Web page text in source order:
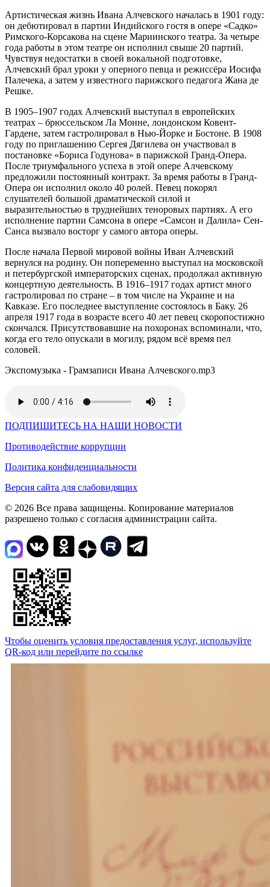
Артистическая жизнь Ивана Алчевского началась в 1901 году:
он дебютировал в партии Индийского гостя в опере «Садко»
Римского-Корсакова на сцене Мариинского театра. За четыре
года работы в этом театре он исполнил свыше 20 партий.
Чувствуя недостатки в своей вокальной подготовке,
Алчевский брал уроки у оперного певца и режиссёра Иосифа
Палечека, а затем у известного парижского педагога Жана де
Решке.
В 1905–1907 годах Алчевский выступал в европейских
театрах – брюссельском Ла Монне, лондонском Ковент-
Гардене, затем гастролировал в Нью-Йорке и Бостоне. В 1908
году по приглашению Сергея Дягилева он участвовал в
постановке «Бориса Годунова» в парижской Гранд-Опера.
После триумфального успеха в этой опере Алчевскому
предложили постоянный контракт. За время работы в Гранд-
Опера он исполнил около 40 ролей. Певец покорял
слушателей большой драматической силой и
выразительностью в труднейших теноровых партиях. А его
исполнение партии Самсона в опере «Самсон и Далила» Сен-
Санса вызвало восторг у самого автора оперы.
После начала Первой мировой войны Иван Алчевский
вернулся на родину. Он попеременно выступал на московской
и петербургской императорских сценах, продолжал активную
концертную деятельность. В 1916–1917 годах артист много
гастролировал по стране – в том числе на Украине и на
Кавказе. Его последнее выступление состоялось в Баку. 26
апреля 1917 года в возрасте всего 40 лет певец скоропостижно
скончался. Присутствовавшие на похоронах вспоминали, что,
когда его тело опускали в могилу, рядом всё время пел
соловей.
Экспомузыка - Грамзаписи Ивана Алчевского.mp3
ПОДПИШИТЕСЬ НА НАШИ НОВОСТИ
Противодействие коррупции
Политика конфиденциальности
Версия сайта для слабовидящих
© 2026 Все права защищены. Копирование материалов
разрешено только с согласия администрации сайта.
Чтобы оценить условия предоставления услуг, используйте
QR-код или перейдите по ссылке